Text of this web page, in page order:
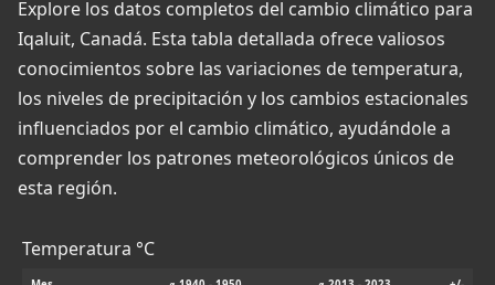
Explore los datos completos del cambio climático para
Iqaluit, Canadá. Esta tabla detallada ofrece valiosos
conocimientos sobre las variaciones de temperatura,
los niveles de precipitación y los cambios estacionales
influenciados por el cambio climático, ayudándole a
comprender los patrones meteorológicos únicos de
esta región.
Temperatura °C